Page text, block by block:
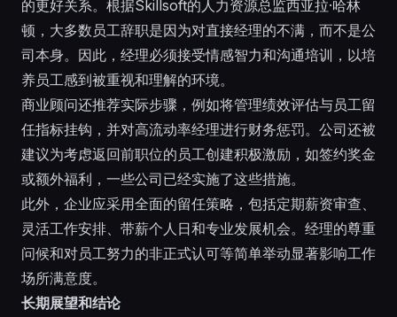
的更好关系。根据Skillsoft的人力资源总监西亚拉·哈林
顿，大多数员工辞职是因为对直接经理的不满，而不是公
司本身。因此，经理必须接受情感智力和沟通培训，以培
养员工感到被重视和理解的环境。
商业顾问还推荐实际步骤，例如将管理绩效评估与员工留
任指标挂钩，并对高流动率经理进行财务惩罚。公司还被
建议为考虑返回前职位的员工创建积极激励，如签约奖金
或额外福利，一些公司已经实施了这些措施。
此外，企业应采用全面的留任策略，包括定期薪资审查、
灵活工作安排、带薪个人日和专业发展机会。经理的尊重
问候和对员工努力的非正式认可等简单举动显著影响工作
场所满意度。
长期展望和结论